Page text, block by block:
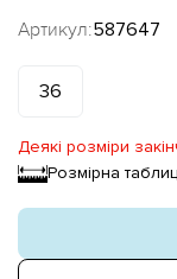
Артикул:587647
36
Деякі розміри
Розмірна